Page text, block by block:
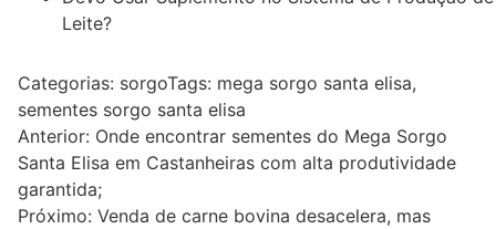
Leite?
Categorias: sorgoTags: mega sorgo santa elisa,
sementes sorgo santa elisa
Navegação
de
Post
Anterior: Onde encontrar sementes do Mega Sorgo
Santa Elisa em Castanheiras com alta produtividade
garantida;
Próximo: Venda de carne bovina desacelera, mas